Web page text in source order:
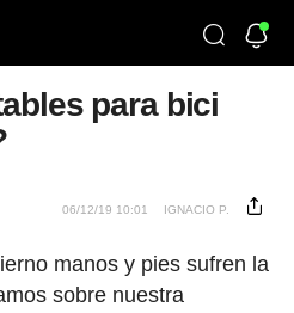
para bici
06/12/19 10:01 IGNACIO P.
manos y pies sufren la
sobre nuestra